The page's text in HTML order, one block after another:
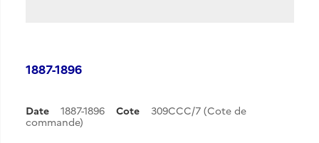
1887-1896
Date 1887-1896 Cote
309CCC/7 (Cote de
commande)